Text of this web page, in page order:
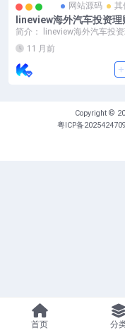
网站源码 其
lineview海外汽车投资理
码/前端html+后端PHP
简介： lineview海外汽车投
源码/前端html+后端PHP 测
境...11 月前
Copyright ©
粤ICP备
首页 分